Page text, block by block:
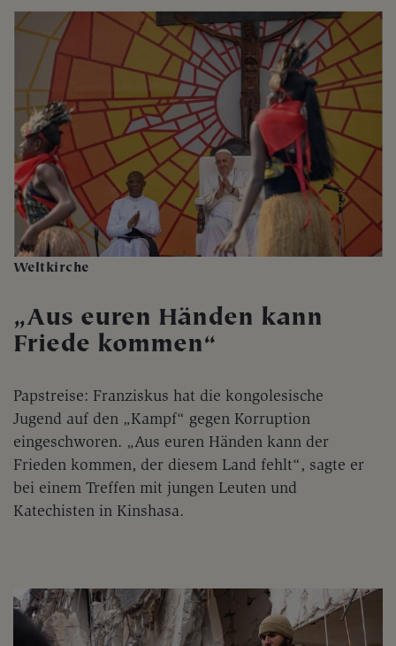
Weltkirche
„Aus euren Händen kann
Friede kommen“
Papstreise: Franziskus hat die kongolesische
Jugend auf den „Kampf“ gegen Korruption
eingeschworen. „Aus euren Händen kann der
Frieden kommen, der diesem Land fehlt“, sagte er
bei einem Treffen mit jungen Leuten und
Katechisten in Kinshasa.